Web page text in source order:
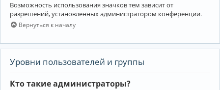
Возможность использования значков тем зависит от
разрешений, установленных администратором конференции.
Вернуться к началу
Уровни пользователей и группы
Кто такие администраторы?